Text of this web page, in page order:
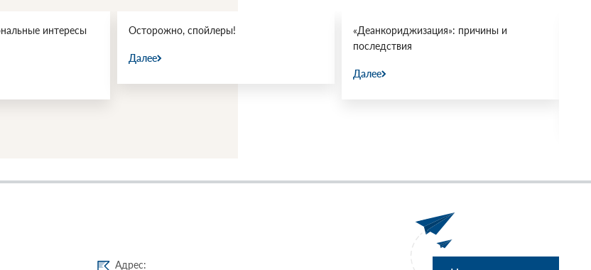
интересы
Осторожно, спойлеры!
Далее
«Деанкориджизация»: причины и
последствия
Далее
Адрес: